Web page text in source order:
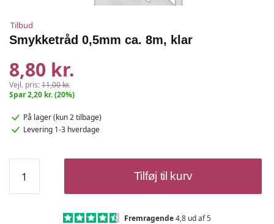
Tilbud
Smykketråd 0,5mm ca. 8m, klar
8,80 kr.
Vejl. pris:11,00 kr.
Spar 2,20 kr. (20%)
På lager(kun 2 tilbage)
Levering 1-3 hverdage
0,5mm
ca.
Tilføj til kurv
Fremragende4,8 ud af 5